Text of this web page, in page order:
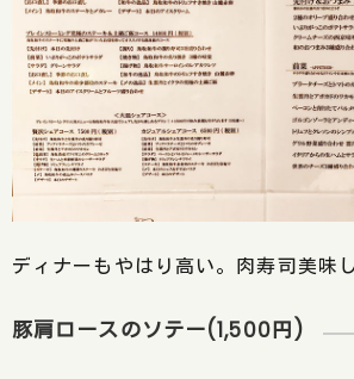
ディナーもやはり高い。肉寿司美味
豚肩ロースのソテー(1,500円)